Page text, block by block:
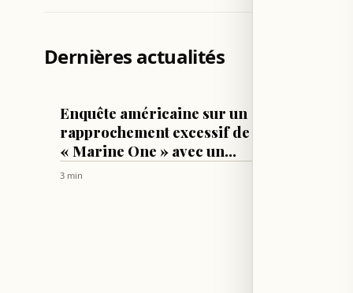
Dernières actualités
Enquête américaine sur un
rapprochement excessif de
« Marine One » avec un
avion civil
3 min